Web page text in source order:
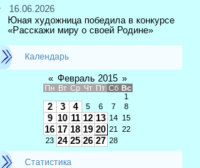
16.06.2026
Юная художница победила в конкурсе
«Расскажи миру о своей Родине»
Календарь
« Февраль 2015 »
Пн Вт Ср Чт Пт Сб Вс
1
2 3 4 5 6 7 8
9 10 11 12 13 14 15
16 17 18 19 20 21
22
23 24 25 26 27 28
Статистика